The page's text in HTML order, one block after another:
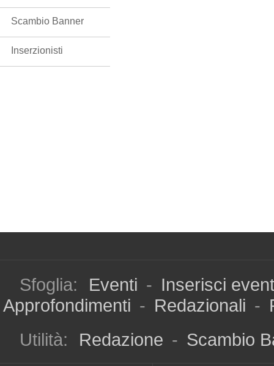
Scambio Banner
Inserzionisti
Sfoglia: Eventi - Inserisci
Approfondimenti - Redazionali -
Utilità:
Redazione - Scambio